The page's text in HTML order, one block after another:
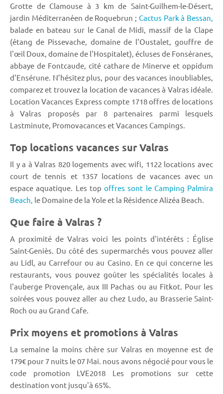
Grotte de Clamouse à 3 km de Saint-Guilhem-le-Désert,
jardin Méditerranéen de Roquebrun ; Cactus Park à Bessan,
balade en bateau sur le Canal de Midi, massif de la Clape
(étang de Pissevache, domaine de l'Oustalet, gouffre de
l'œil Doux, domaine de l'Hospitalet), écluses de Fonséranes,
abbaye de Fontcaude, cité cathare de Minerve et oppidum
d'Ensérune. N’hésitez plus, pour des vacances inoubliables,
comparez et trouvez la location de vacances à Valras idéale.
Location Vacances Express compte 1718 offres de locations
à Valras proposés par 8 partenaires parmi lesquels
Lastminute, Promovacances et Vacances Campings.
Top locations vacances sur Valras
Il y a à Valras 820 logements avec wifi, 1122 locations avec
court de tennis et 1357 locations de vacances avec un
espace aquatique. Les top offres sont le Camping Palmira
Beach, le Domaine de la Yole et la Résidence Alizéa Beach.
Que faire à Valras ?
A proximité de Valras voici les points d'intérêts : Église
Saint-Geniès. Du côté des supermarchés vous pouvez aller
au Lidl, au Carrefour ou au Casino. En ce qui concerne les
restaurants, vous pouvez goûter les spécialités locales à
l'auberge Provençale, aux III Pachas ou au Fitkot. Pour les
soirées vous pouvez aller au chez Ludo, au Brasserie Saint-
Roch ou au Grand Cafe.
Prix moyens et promotions à Valras
La semaine la moins chère sur Valras en moyenne est de
179€ pour 7 nuits le 07 Mai. nous avons négocié pour vous le
code promotion LVE2018 Les promotions sur cette
destination vont jusqu'à 65%.